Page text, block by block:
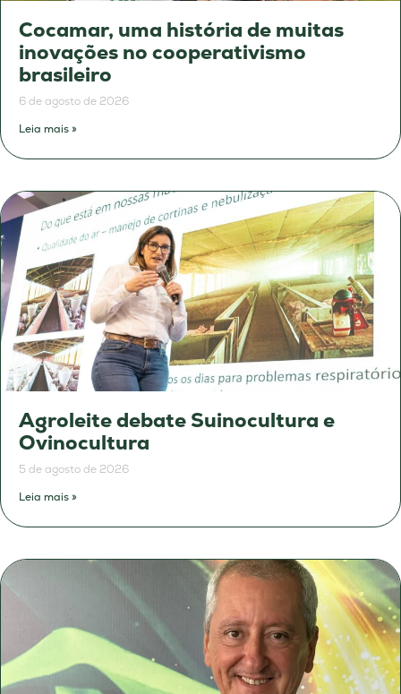
Cocamar, uma história de muitas
inovações no cooperativismo
brasileiro
6 de agosto de 2026
Leia mais »
Agroleite debate Suinocultura e
Ovinocultura
5 de agosto de 2026
Leia mais »